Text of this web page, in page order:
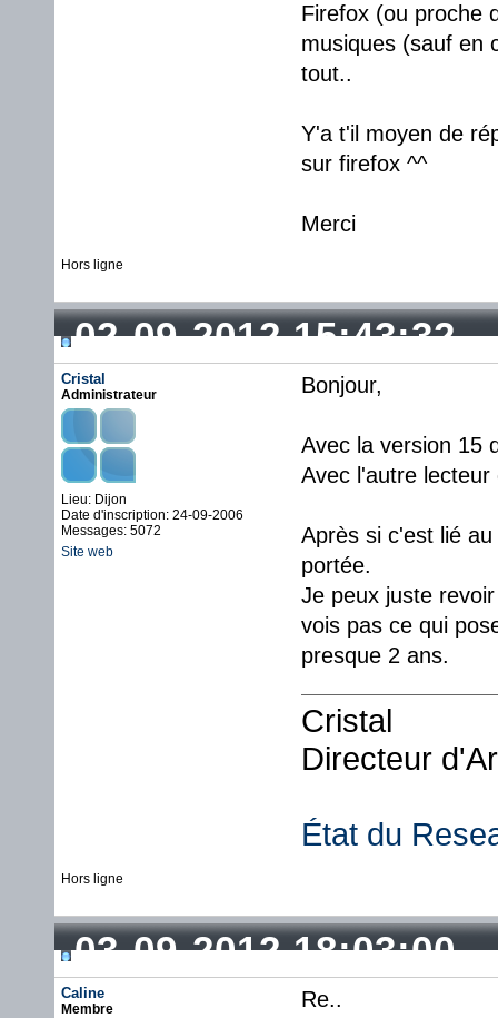
Firefox (ou proche
musiques (sauf en
tout..
Y'a t'il moyen de
sur firefox ^^
Merci
Hors ligne
02-09-2012 15:43:32
Cristal
Administrateur
Lieu: Dijon
Date d'inscription: 24-09-2006
Messages: 5072
Site web
Bonjour,
Avec la version 15
Avec l'autre
Après si c'est lié
portée.
Je peux juste
vois pas ce qui
presque 2 ans.
Cristal
Directeur
État du
Hors ligne
03-09-2012 18:03:00
Caline
Membre Re..